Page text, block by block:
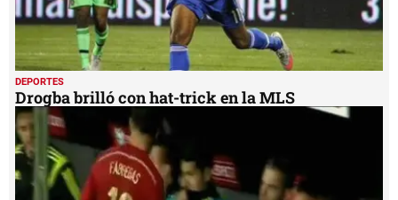
DEPORTES
Drogba brilló con hat-trick en la MLS